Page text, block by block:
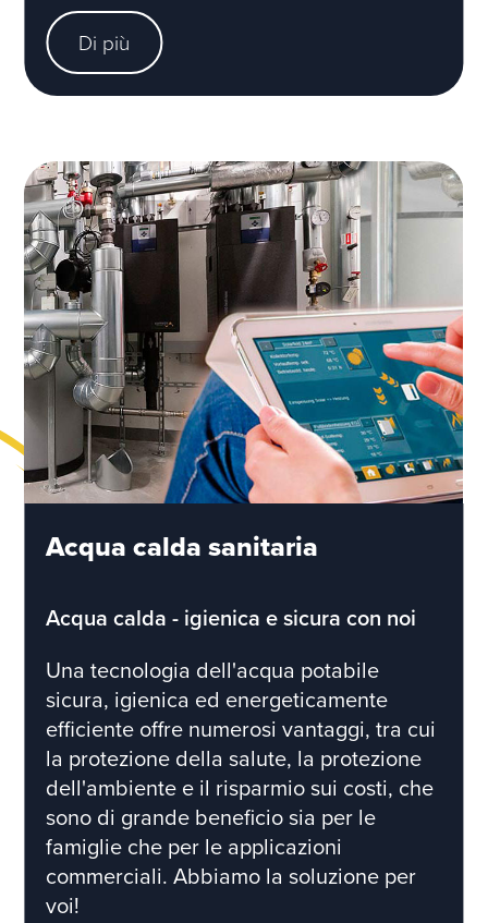
Di più
Acqua calda sanitaria
Acqua calda - igienica e sicura con noi
Una tecnologia dell'acqua potabile
sicura, igienica ed energeticamente
efficiente offre numerosi vantaggi, tra cui
la protezione della salute, la protezione
dell'ambiente e il risparmio sui costi, che
sono di grande beneficio sia per le
famiglie che per le applicazioni
commerciali. Abbiamo la soluzione per
voi!